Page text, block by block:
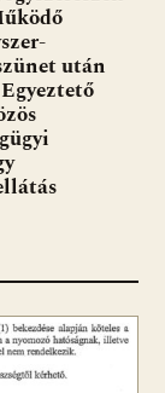
után